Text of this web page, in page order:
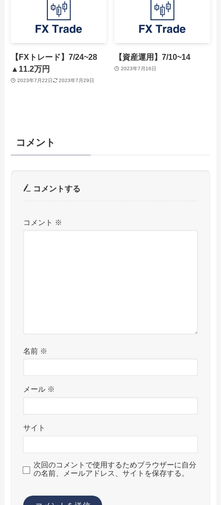
【FXトレード】7/24~28
▲11.2万円
2023年7月22日 2023年7月29日
【資産運用】7/10~14
2023年7月16日
コメント
コメントする
コメント ※
名前 ※
メール ※
サイト
次回のコメントで使用するためブラウザーに自分
の名前、メールアドレス、サイトを保存する。